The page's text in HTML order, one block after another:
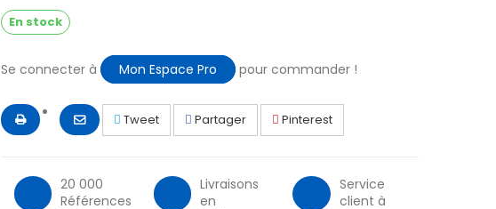
En stock
Se connecter à Mon Espace Pro pour commander !
Tweet Partager Pinterest
20 000
Références
Livraisons
en
Service
client à